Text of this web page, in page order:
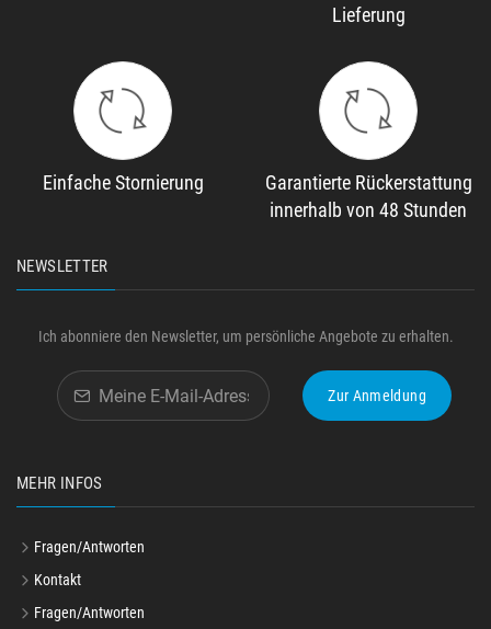
Lieferung
Einfache Stornierung
Garantierte Rückerstattung
innerhalb von 48 Stunden
NEWSLETTER
Ich abonniere den Newsletter, um persönliche Angebote zu erhalten.
Zur Anmeldung
MEHR INFOS
Fragen/Antworten
Kontakt
Fragen/Antworten